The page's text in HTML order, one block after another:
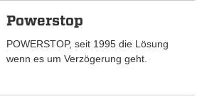
Powerstop
POWERSTOP, seit 1995 die Lösung
wenn es um Verzögerung geht.